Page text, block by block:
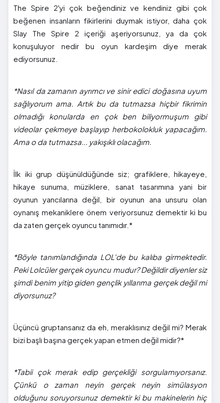
The Spire 2'yi çok beğendiniz ve kendiniz gibi çok
beğenen insanların fikirlerini duymak istiyor, daha çok
Slay The Spire 2 içeriği aşeriyorsunuz, ya da çok
konuşuluyor nedir bu oyun kardeşim diye merak
ediyorsunuz.
*Nasıl da zamanın ayrımcı ve sinir edici doğasına uyum
sağlıyorum ama. Artık bu da tutmazsa hiçbir fikrimin
olmadığı konularda en çok ben biliyormuşum gibi
videolar çekmeye başlayıp herbokolokluk yapacağım.
Ama o da tutmazsa... yakışıklı olacağım.
İlk iki grup düşünüldüğünde siz; grafiklere, hikayeye,
hikaye sunuma, müziklere, sanat tasarımına yani bir
oyunun yancılarına değil, bir oyunun ana unsuru olan
oynanış mekaniklere önem veriyorsunuz demektir ki bu
da zaten gerçek oyuncu tanımıdır.*
*Böyle tanımlandığında LOL'de bu kalıba girmektedir.
Peki Lolcüler gerçek oyuncu mudur? Değildir diyenler siz
şimdi benim yitip giden gençlik yıllarıma gerçek değil mi
diyorsunuz?
Üçüncü gruptansanız da eh, meraklısınız değil mi? Merak
bizi başlı başına gerçek yapan etmen değil midir?*
*Tabii çok merak edip gerçekliği sorgulamıyorsanız.
Çünkü o zaman neyin gerçek neyin simülasyon
olduğunu soruyorsunuz demektir ki bu makinelerin hiç